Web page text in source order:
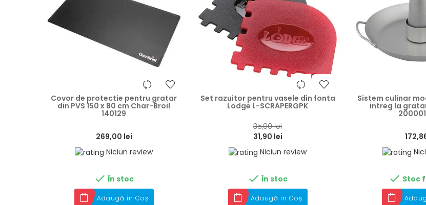
heart
Covor de protectie pentru gratar
din PVS 150 x 80 cm Char-Broil
140129
269,00 lei
Niciun review
 În stoc
Adaugă în Coș
heart
Set razuitor pentru vasele din fonta
Lodge L-SCRAPERGPK
35,00 lei
31,90 lei
Niciun review
 În stoc
Adaugă în Coș
Sistem culinar
intreg la
 Stoc